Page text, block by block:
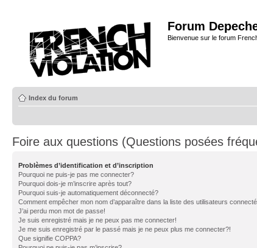
Forum
Bienvenue sur le forum
Index du forum
Foire aux questions (Questions posées
Problèmes d’identification et d’inscription
Pourquoi ne puis-je pas me connecter?
Pourquoi dois-je m’inscrire après tout?
Pourquoi suis-je automatiquement déconnecté?
Comment empêcher mon nom d’apparaître dans la liste des utilisateurs
J’ai perdu mon mot de passe!
Je suis enregistré mais je ne peux pas me connecter!
Je me suis enregistré par le passé mais je ne peux plus me connecter?!
Que signifie COPPA?